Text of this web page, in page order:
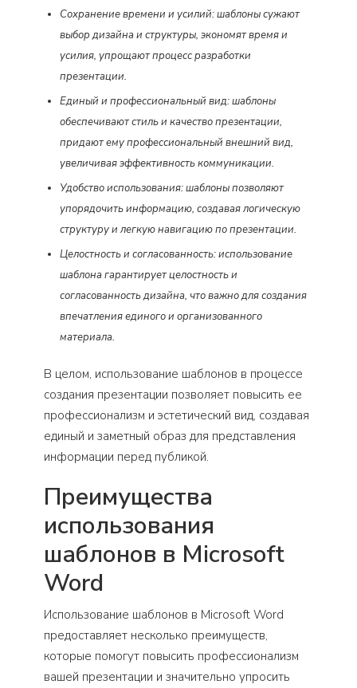
Сохранение времени и усилий: шаблоны сужают
выбор дизайна и структуры, экономят время и
усилия, упрощают процесс разработки
презентации.
Единый и профессиональный вид: шаблоны
обеспечивают стиль и качество презентации,
придают ему профессиональный внешний вид,
увеличивая эффективность коммуникации.
Удобство использования: шаблоны позволяют
упорядочить информацию, создавая логическую
структуру и легкую навигацию по презентации.
Целостность и согласованность: использование
шаблона гарантирует целостность и
согласованность дизайна, что важно для создания
впечатления единого и организованного
материала.
В целом, использование шаблонов в процессе
создания презентации позволяет повысить ее
профессионализм и эстетический вид, создавая
единый и заметный образ для представления
информации перед публикой.
Преимущества
использования
шаблонов в Microsoft
Word
Использование шаблонов в Microsoft Word
предоставляет несколько преимуществ,
которые помогут повысить профессионализм
вашей презентации и значительно упросить